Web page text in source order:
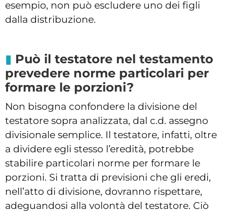
esempio, non può escludere uno dei figli
dalla distribuzione.
Può il testatore nel testamento
prevedere norme particolari per
formare le porzioni?
Non bisogna confondere la divisione del
testatore sopra analizzata, dal c.d. assegno
divisionale semplice. Il testatore, infatti, oltre
a dividere egli stesso l’eredità, potrebbe
stabilire particolari norme per formare le
porzioni. Si tratta di previsioni che gli eredi,
nell’atto di divisione, dovranno rispettare,
adeguandosi alla volontà del testatore. Ciò